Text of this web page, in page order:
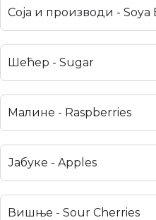
Соја и производи -
Шећер - Sugar
Малине - Raspberries
Јабуке - Apples
Вишње - Sour Cherries